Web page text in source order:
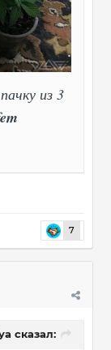
из 3
7
сказал: